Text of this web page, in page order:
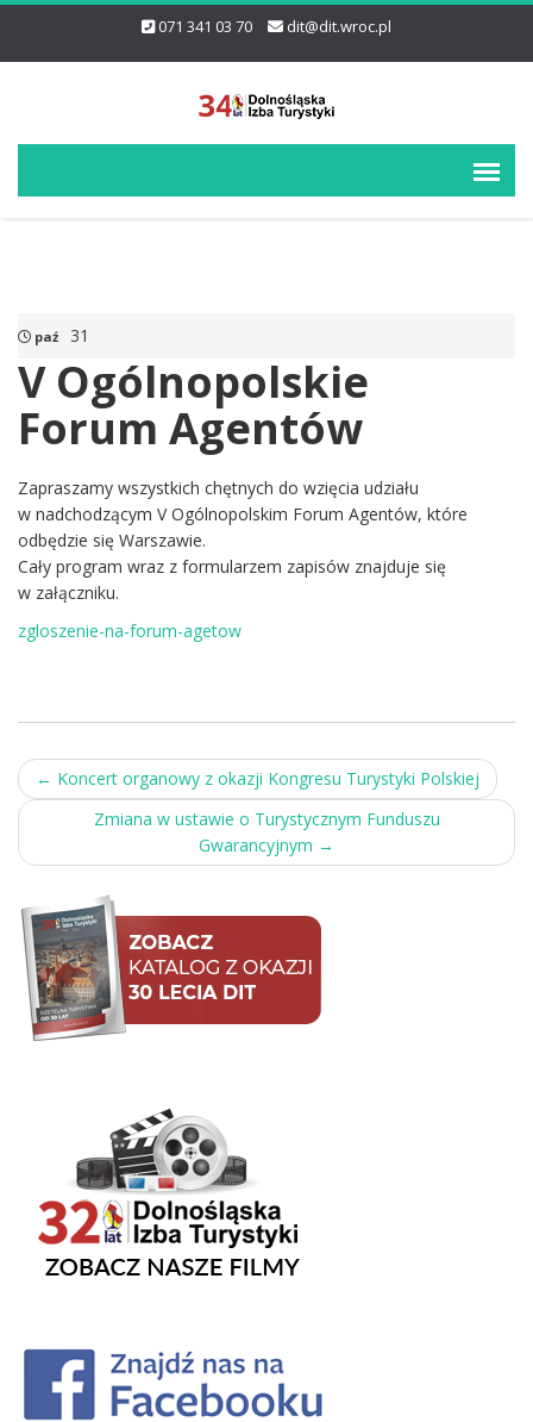
071 341 03 70 dit@dit.wroc.pl
paź 31
V Ogólnopolskie
Forum Agentów
Zapraszamy wszystkich chętnych do wzięcia udziału
w nadchodzącym V Ogólnopolskim Forum Agentów, które
odbędzie się Warszawie.
Cały program wraz z formularzem zapisów znajduje się
w załączniku.
zgloszenie-na-forum-agetow
Post
navigation
← Koncert organowy z okazji Kongresu Turystyki Polskiej
Zmiana w ustawie o Turystycznym Funduszu
Gwarancyjnym →